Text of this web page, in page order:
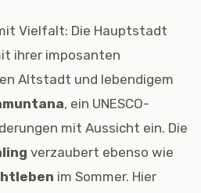
Vielfalt: Die Hauptstadt
ihrer imposanten
Altstadt und lebendigem
, ein UNESCO-
mit Aussicht ein. Die
verzaubert ebenso wie
im Sommer. Hier